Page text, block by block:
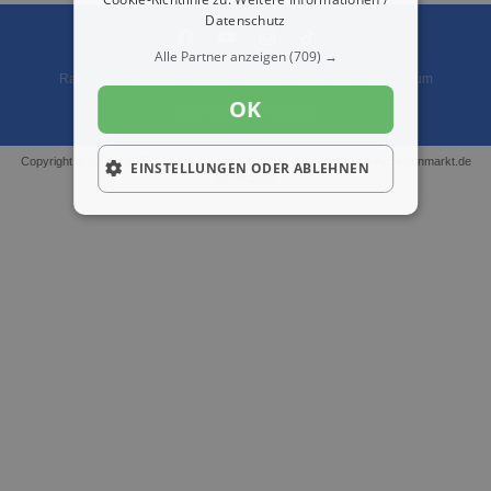
Ratgeber Impressum
Datenschutz
Copyright © 2000 - 2026 | 1A Infosysteme GmbH | Content by: 1A-Anzeigenmarkt.de
Datenschutz
Alle Partner anzeigen(709) →
OK
EINSTELLUNGEN ODER ABLEHNEN